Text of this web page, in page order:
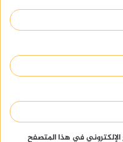
في هذا المتصفح